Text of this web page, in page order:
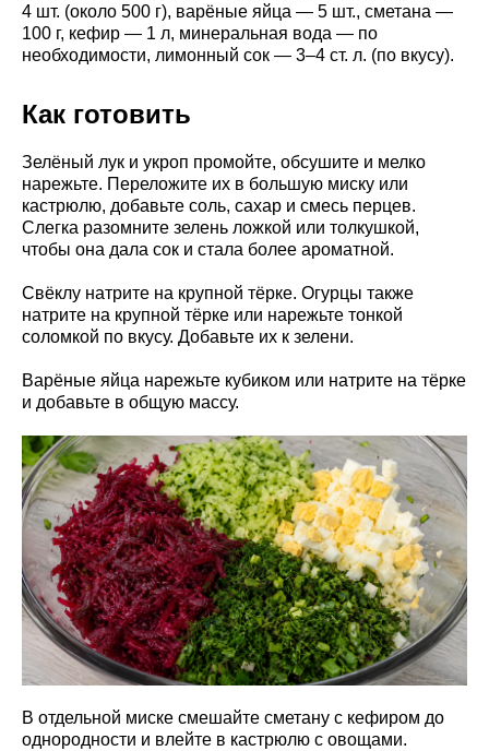
4 шт. (около 500 г), варёные яйца — 5 шт., сметана —
100 г, кефир — 1 л, минеральная вода — по
необходимости, лимонный сок — 3–4 ст. л. (по вкусу).
Как готовить
Зелёный лук и укроп промойте, обсушите и мелко
нарежьте. Переложите их в большую миску или
кастрюлю, добавьте соль, сахар и смесь перцев.
Слегка разомните зелень ложкой или толкушкой,
чтобы она дала сок и стала более ароматной.
Свёклу натрите на крупной тёрке. Огурцы также
натрите на крупной тёрке или нарежьте тонкой
соломкой по вкусу. Добавьте их к зелени.
Варёные яйца нарежьте кубиком или натрите на тёрке
и добавьте в общую массу.
В отдельной миске смешайте сметану с кефиром до
однородности и влейте в кастрюлю с овощами.